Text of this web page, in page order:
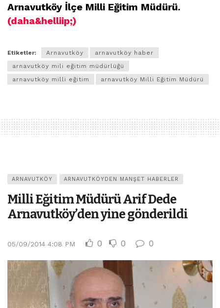
Arnavutköy İlçe Milli Eğitim Müdürü.
(daha&helliip;)
Etiketler: Arnavutköy
arnavutköy haber
arnavutköy mili eğitim müdürlüğü
arnavutköy milli eğitim
arnavutköy Milli Eğitim Müdürü
ARNAVUTKÖY ARNAVUTKÖYDEN MANŞET HABERLER
Milli Eğitim Müdürü Arif Dede
Arnavutköy’den yine gönderildi
05/09/2014 4:08 PM 0 0 0